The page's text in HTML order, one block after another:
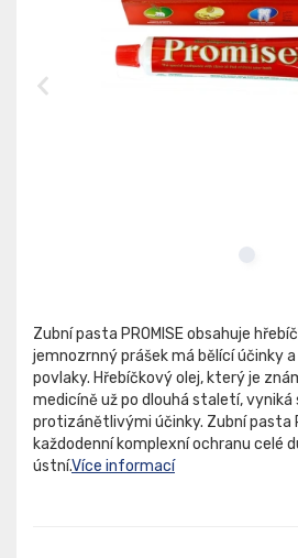
Zubní pasta PROMISE obsahuje
jemnozrnný prášek má bělící účinky
povlaky. Hřebíčkový olej, který je
medicíně už po dlouhá staletí, vyniká
protizánětlivými účinky. Zubní pasta
každodenní komplexní ochranu celé
ústní.Více informací